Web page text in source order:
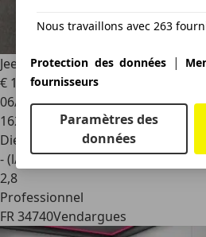
Jeep Commander3.0 CRD LIMITED
€ 12 400
06/2007
162 206 km
Diesel
- (l/100 km)
2,8
Professionnel
FR 34740Vendargues
Nous travaillons avec 263
Protection des données |
fournisseurs
Paramètres des
données